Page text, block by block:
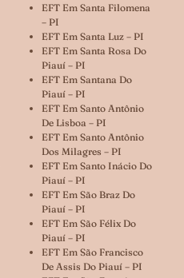
EFT Em Santa Filomena
– PI
EFT Em Santa Luz – PI
EFT Em Santa Rosa Do
Piauí – PI
EFT Em Santana Do
Piauí – PI
EFT Em Santo Antônio
De Lisboa – PI
EFT Em Santo Antônio
Dos Milagres – PI
EFT Em Santo Inácio Do
Piauí – PI
EFT Em São Braz Do
Piauí – PI
EFT Em São Félix Do
Piauí – PI
EFT Em São Francisco
De Assis Do Piauí – PI